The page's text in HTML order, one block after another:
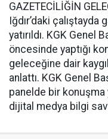
GAZETECİLİĞİN
Iğdır’daki
yatırıldı. KGK Genel
öncesinde yaptığı
geleceğine dair
anlattı. KGK Genel
panelde bir konuşma
dijital medya bilgi